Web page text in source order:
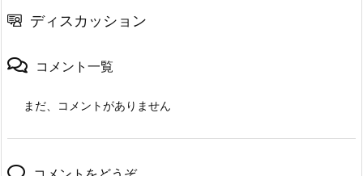
ディスカッション
コメント一覧
まだ、コメントがありません